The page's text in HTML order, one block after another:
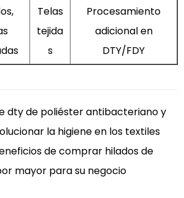
Telas
tejida
s
Procesamiento
adicional en
DTY/FDY
dty de poliéster antibacteriano y
la higiene en los textiles
de comprar hilados de
mayor para su negocio